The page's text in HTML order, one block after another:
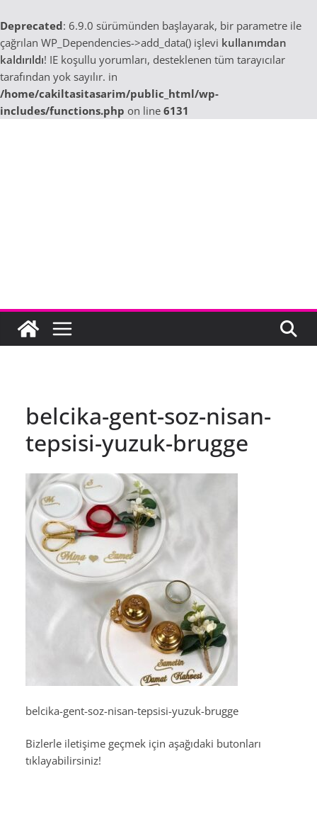
Deprecated: 6.9.0 sürümünden başlayarak, bir parametre ile
çağrılan WP_Dependencies->add_data() işlevi kullanımdan
kaldırıldı! IE koşullu yorumları, desteklenen tüm tarayıcılar
tarafından yok sayılır. in
/home/cakiltasitasarim/public_html/wp-
includes/functions.php on line 6131
belcika-gent-soz-nisan-
tepsisi-yuzuk-brugge
belcika-gent-soz-nisan-tepsisi-yuzuk-brugge
Bizlerle iletişime geçmek için aşağıdaki butonları
tıklayabilirsiniz!